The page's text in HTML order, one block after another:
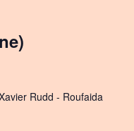
Rudd - Roufaida